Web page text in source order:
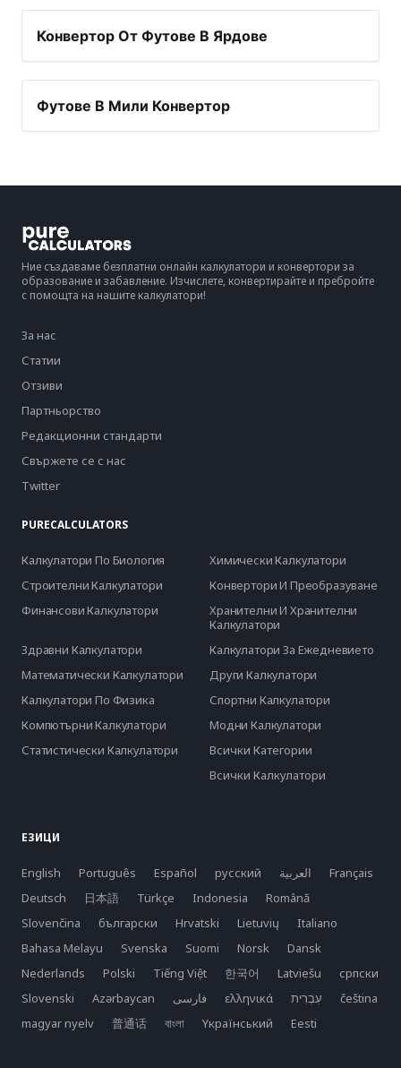
Конвертор От Футове В Ярдове
Футове В Мили Конвертор
Ние създаваме безплатни онлайн калкулатори и конвертори за
образование и забавление. Изчислете, конвертирайте и пребройте
с помощта на нашите калкулатори!
За нас
Статии
Отзиви
Партньорство
Редакционни стандарти
Свържете се с нас
Twitter
PURECALCULATORS
Калкулатори По Биология
Химически Калкулатори
Строителни Калкулатори
Конвертори И Преобразуване
Финансови Калкулатори
Хранителни И Хранителни
Калкулатори
Здравни Калкулатори
Калкулатори За Ежедневието
Математически Калкулатори
Други Калкулатори
Калкулатори По Физика
Спортни Калкулатори
Компютърни Калкулатори
Модни Калкулатори
Статистически Калкулатори
Всички Категории
Всички Калкулатори
ЕЗИЦИ
English Português Español русский العربية
Français
Deutsch
日本語 Türkçe Indonesia
Română
Slovenčina
български Hrvatski Lietuvių
Italiano
Bahasa Melayu
Svenska Suomi Norsk
Dansk
Nederlands
Polski Tiếng Việt 한국어 Latviešu
српски
Slovenski
Azərbaycan فارسی ελληνικά
čeština
magyar nyelv
普通话 বাংলা Yкраїнський Eesti